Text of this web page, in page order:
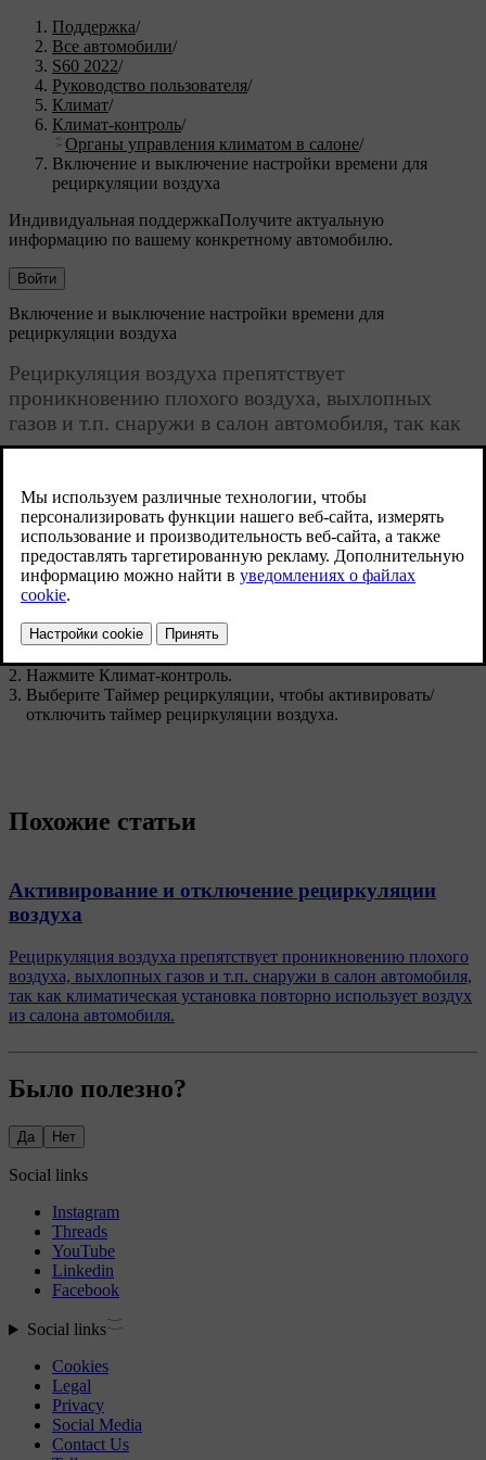
Поддержка/
Все автомобили/
S60 2022/
Руководство пользователя/
Климат/
Климат-контроль/
Органы управления климатом в салоне/
Включение и выключение настройки времени для
рециркуляции воздуха
Индивидуальная поддержкаПолучите актуальную
информацию по вашему конкретному автомобилю.
Войти
Обновленная версия 19.10.2021
Включение и выключение настройки времени для
рециркуляции воздуха
Рециркуляция воздуха препятствует
проникновению плохого воздуха, выхлопных
газов и т.п. снаружи в салон автомобиля, так как
климатическая установка повторно использует
Вы можете выбрать, должен ли таймер рециркуляции воздуха
быть активирован/отключен. Если таймер активирован,
рециркуляция воздуха автоматически отключается через 20
минут.
На верхней панели центрального дисплея нажмите
Нажмите Климат-контроль.
Выберите Таймер рециркуляции, чтобы активировать/
отключить таймер рециркуляции воздуха.
Похожие статьи
Активирование и отключение рециркуляции
воздуха
Рециркуляция воздуха препятствует проникновению плохого
воздуха, выхлопных газов и т.п. снаружи в салон автомобиля,
так как климатическая установка повторно использует воздух
из салона автомобиля.
Было полезно?
Да Нет